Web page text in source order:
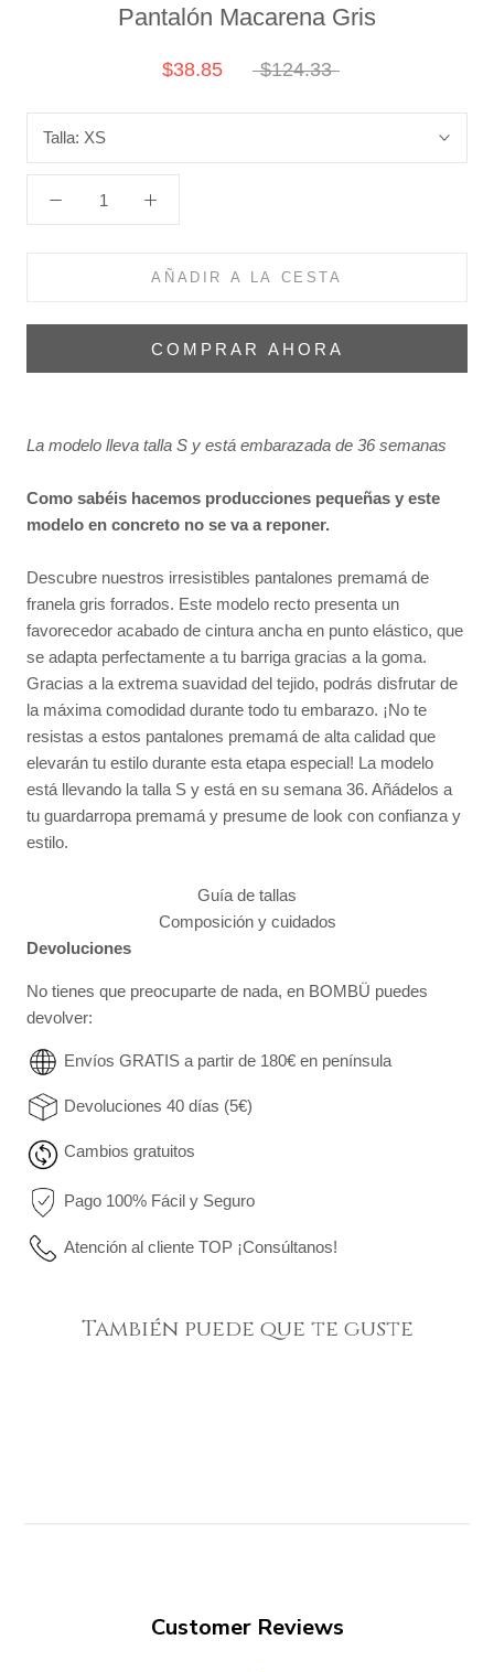
Pantalón Macarena Gris
$38.85 $124.33
Talla: XS
AÑADIR A LA CESTA
COMPRAR AHORA
La modelo lleva talla S y está embarazada de 36 semanas
Como sabéis hacemos producciones pequeñas y este
modelo en concreto no se va a reponer.
Descubre nuestros irresistibles pantalones premamá de
franela gris forrados. Este modelo recto presenta un
favorecedor acabado de cintura ancha en punto elástico, que
se adapta perfectamente a tu barriga gracias a la goma.
Gracias a la extrema suavidad del tejido, podrás disfrutar de
la máxima comodidad durante todo tu embarazo. ¡No te
resistas a estos pantalones premamá de alta calidad que
elevarán tu estilo durante esta etapa especial! La modelo
está llevando la talla S y está en su semana 36. Añádelos a
tu guardarropa premamá y presume de look con confianza y
estilo.
Guía de tallas
Composición y cuidados
Devoluciones
No tienes que preocuparte de nada, en BOMBÜ puedes
devolver:
Envíos GRATIS a partir de 180€ en península
Devoluciones 40 días (5€)
Cambios gratuitos
Pago 100% Fácil y Seguro
Atención al cliente TOP ¡Consúltanos!
También puede que te guste
Customer Reviews